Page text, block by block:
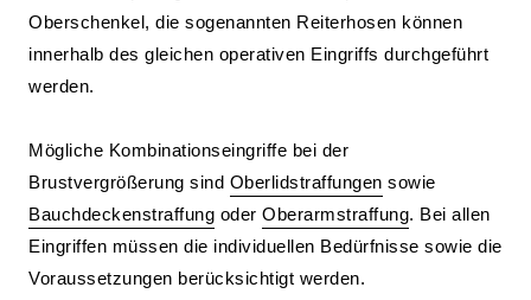
Oberschenkel, die sogenannten Reiterhosen können
innerhalb des gleichen operativen Eingriffs durchgeführt
werden.
Mögliche Kombinationseingriffe bei der
Brustvergrößerung sind Oberlidstraffungen sowie
Bauchdeckenstraffung oder Oberarmstraffung. Bei allen
Eingriffen müssen die individuellen Bedürfnisse sowie die
Voraussetzungen berücksichtigt werden.